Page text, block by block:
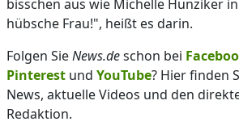
bisschen aus wie Michelle Hunziker
hübsche Frau!", heißt es darin.
Folgen SieNews.deschon bei
Pinterest und YouTube? Hier finden
News, aktuelle Videos und den
Redaktion.